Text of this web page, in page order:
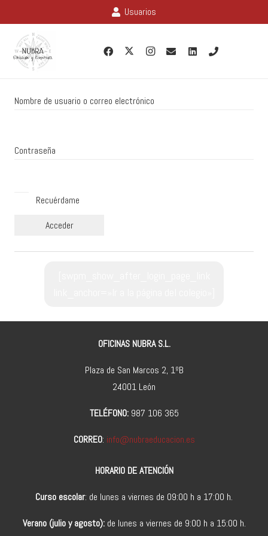
Usuarios
Nombre de usuario o correo electrónico
Contraseña
Recuérdame
OFICINAS NUBRA S.L.
Plaza de San Marcos 2, 1ºB
24001 León
TELÉFONO:987 106 365
CORREO: info@nubraeducacion.es
HORARIO DE ATENCIÓN
Curso escolar: de lunes a viernes de 09:00 h a 17:00 h.
Verano (julio y agosto):de lunes a viernes de 9:00 h a 15:00 h.